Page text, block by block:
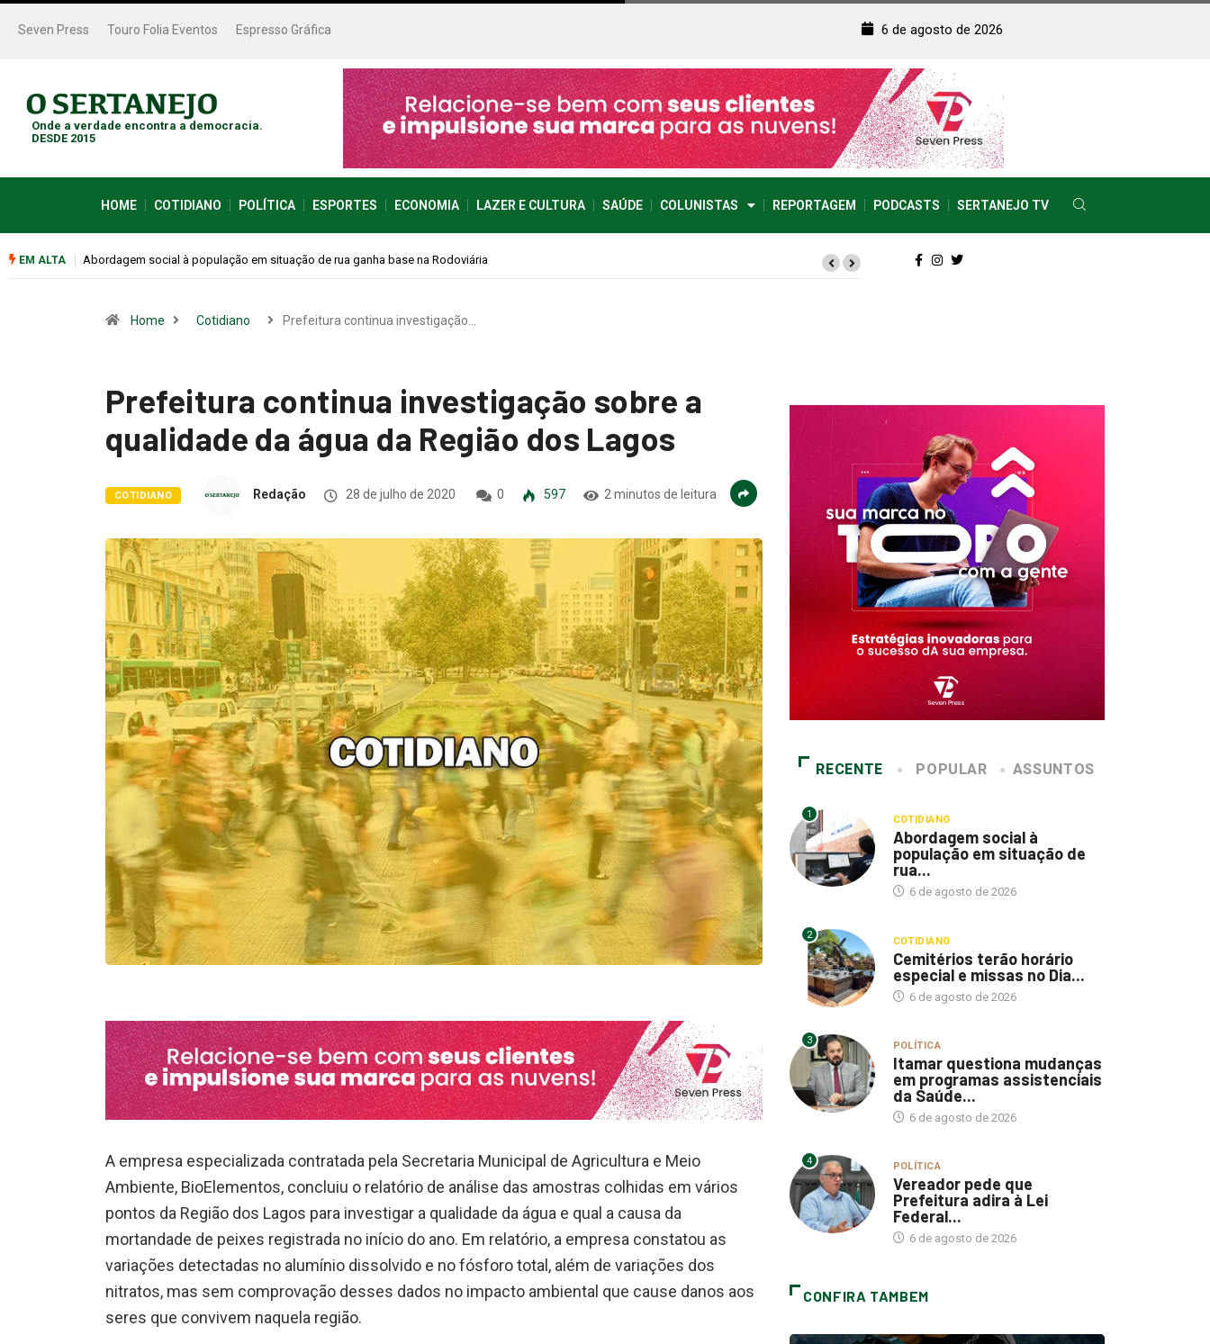
Seven Press Touro Folia Eventos Espresso Gráfica 6 de agosto de 2026
Onde a verdade encontra a democracia.
DESDE 2015
HOME COTIDIANO POLÍTICA ESPORTES ECONOMIA LAZER E CULTURA SAÚDE COLUNISTAS REPORTAGEM PODCASTS SERTANEJO TV
EM ALTA Cemitérios terão horário especial e missas no Dia dos Pais
Home Cotidiano Prefeitura continua investigação…
Prefeitura continua investigação sobre a
qualidade da água da Região dos Lagos
COTIDIANO Redação 28 de julho de 2020 0 597 2 minutos de leitura
A empresa especializada contratada pela Secretaria Municipal de Agricultura e Meio
Ambiente, BioElementos, concluiu o relatório de análise das amostras colhidas em vários
pontos da Região dos Lagos para investigar a qualidade da água e qual a causa da
mortandade de peixes registrada no início do ano. Em relatório, a empresa constatou as
variações detectadas no alumínio dissolvido e no fósforo total, além de variações dos
nitratos, mas sem comprovação desses dados no impacto ambiental que cause danos aos
seres que convivem naquela região.
RECENTE POPULAR ASSUNTOS
1 COTIDIANO
Abordagem social à
população em situação de
rua...
6 de agosto de 2026
2 COTIDIANO
Cemitérios terão horário
especial e missas no Dia...
6 de agosto de 2026
3 POLÍTICA
Itamar questiona mudanças
em programas assistenciais
da Saúde...
6 de agosto de 2026
4 POLÍTICA
Vereador pede que
Prefeitura adira à Lei
Federal...
6 de agosto de 2026
CONFIRA TAMBEM